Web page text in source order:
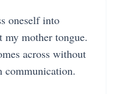
oneself into
my mother tongue.
across without
communication.